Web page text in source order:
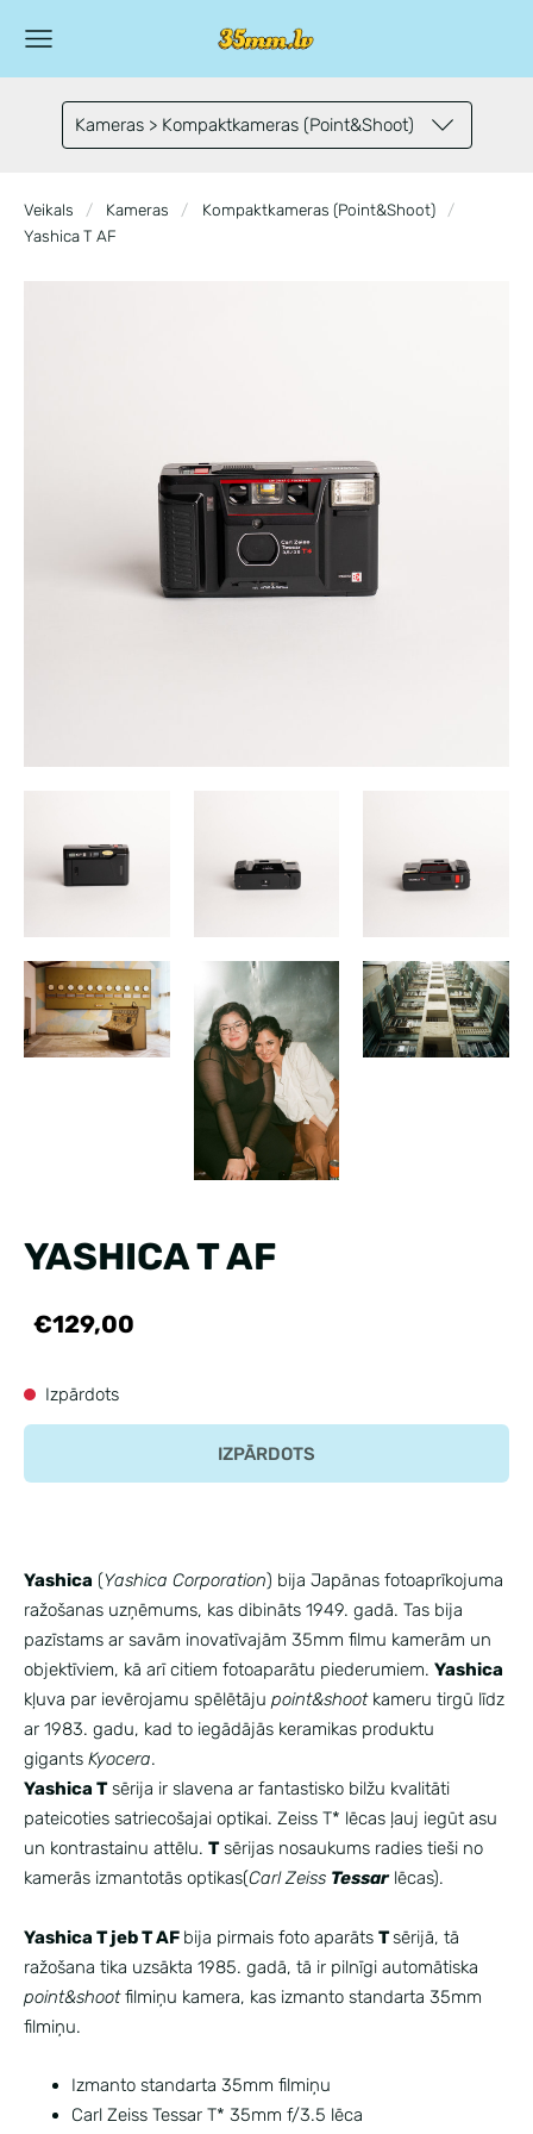
Kameras > Kompaktkameras (Point&Shoot)
Veikals Kameras
Kompaktkameras (Point&Shoot)
Yashica T AF
YASHICA T AF
€129,00
Izpārdots
IZPĀRDOTS
Yashica (Yashica Corporation) bija Japānas fotoaprīkojuma
ražošanas uzņēmums, kas dibināts 1949. gadā. Tas bija
pazīstams ar savām inovatīvajām 35mm filmu kamerām un
objektīviem, kā arī citiem fotoaparātu piederumiem. Yashica
kļuva par ievērojamu spēlētāju point&shootkameru tirgū līdz
ar 1983. gadu, kad to iegādājās keramikas produktu
gigants Kyocera.
Yashica Tsērija ir slavena ar fantastisko bilžu kvalitāti
pateicoties satriecošajai optikai. Zeiss T* lēcas ļauj iegūt asu
un kontrastainu attēlu. Tsērijas nosaukums radies tieši no
kamerās izmantotās optikas(Carl Zeiss Tessarlēcas).
Yashica T jeb T AF bija pirmais foto aparāts Tsērijā, tā
ražošana tika uzsākta 1985. gadā, tā ir pilnīgi automātiska
point&shootfilmiņu kamera, kas izmanto standarta 35mm
filmiņu.
Izmanto standarta 35mm filmiņu
Carl Zeiss Tessar T* 35mm f/3.5 lēca